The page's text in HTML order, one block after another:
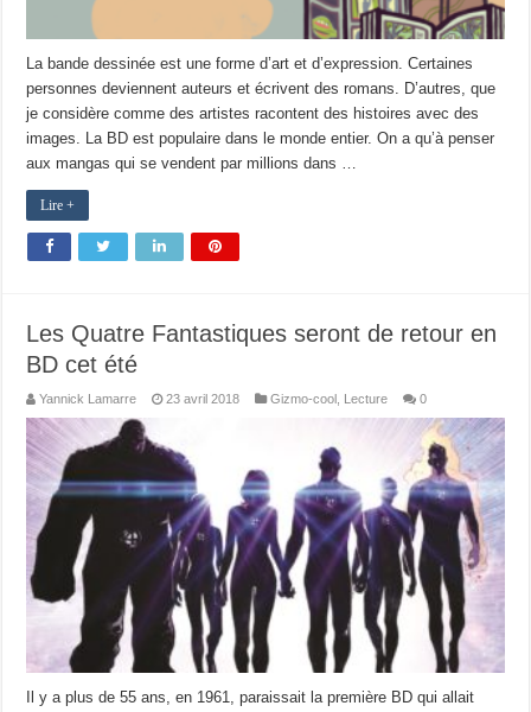
La bande dessinée est une forme d’art et d’expression. Certaines
personnes deviennent auteurs et écrivent des romans. D’autres, que
je considère comme des artistes racontent des histoires avec des
images. La BD est populaire dans le monde entier. On a qu’à penser
aux mangas qui se vendent par millions dans …
Lire +
Les Quatre Fantastiques seront de retour en
BD cet été
Yannick Lamarre 23 avril 2018 Gizmo-cool Lecture 0
Il y a plus de 55 ans, en 1961, paraissait la première BD qui allait